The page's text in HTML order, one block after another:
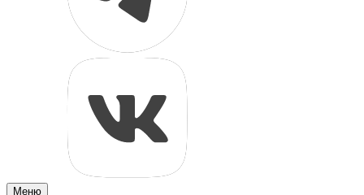
Меню